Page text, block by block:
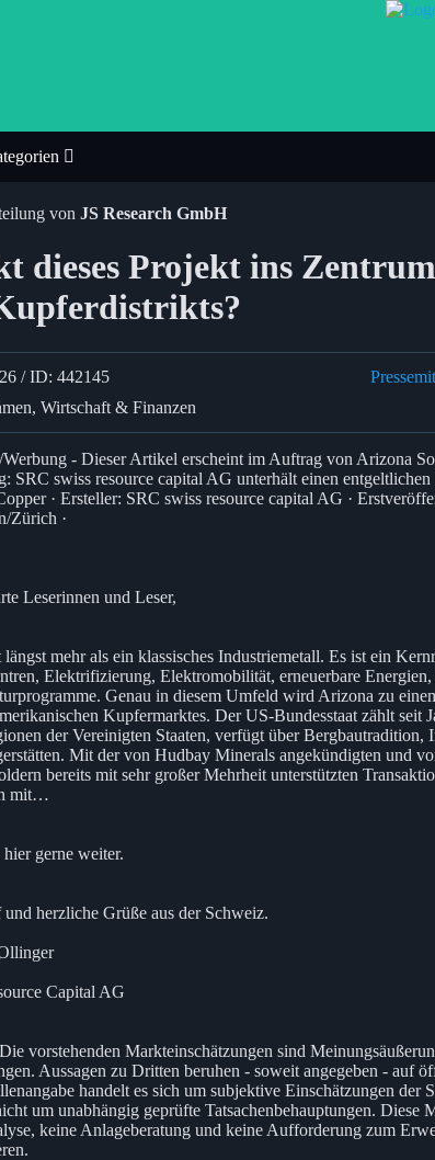
von JS Research GmbH
dieses Projekt ins
/ ID: 442145
Wirtschaft & Finanzen
- Dieser Artikel erscheint im Auftrag von Arizona
SRC swiss resource capital AG unterhält einen
· Ersteller: SRC swiss resource capital AG ·
Zürich ·
Leserinnen und Leser,
mehr als ein klassisches Industriemetall. Es ist ein
Elektrifizierung, Elektromobilität, erneuerbare
Genau in diesem Umfeld wird Arizona zu
Kupfermarktes. Der US-Bundesstaat zählt seit
der Vereinigten Staaten, verfügt über Bergbautradition,
Mit der von Hudbay Minerals angekündigten und
bereits mit sehr großer Mehrheit unterstützten
mit…
gerne weiter.
herzliche Grüße aus der Schweiz.
Capital AG
vorstehenden Markteinschätzungen sind
Aussagen zu Dritten beruhen - soweit angegeben - auf
handelt es sich um subjektive Einschätzungen der
um unabhängig geprüfte Tatsachenbehauptungen. Diese
keine Anlageberatung und keine Aufforderung zum